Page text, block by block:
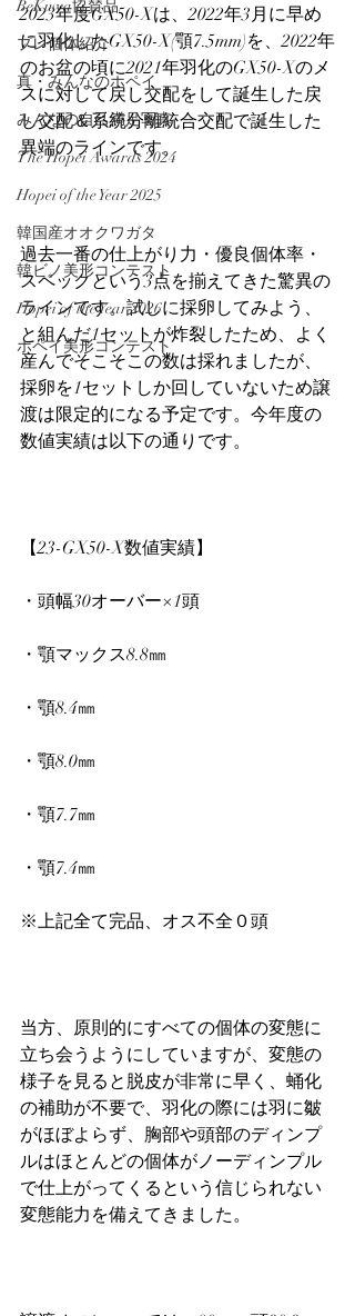
BeKuwa協賛品
プレ個体紹介
真・みんなのホペイ
みんなの自己満足写真
The Hopei Awards 2024
Hopei of the Year 2025
韓国産オオクワガタ
韓ビノ美形コンテスト
Hopei of the Year 2026
ホペイ美形コンテスト
2023年度GX50-Xは、2022年3月に早め
に羽化したGX50-X(顎7.5mm)を、2022年
のお盆の頃に2021年羽化のGX50-Xのメ
スに対して戻し交配をして誕生した戻
し交配＆系統分離統合交配で誕生した
異端のラインです。
過去一番の仕上がり力・優良個体率・
スペックという3点を揃えてきた驚異の
ラインです。試しに採卵してみよう、
と組んだ1セットが炸裂したため、よく
産んでそこそこの数は採れましたが、
採卵を1セットしか回していないため譲
渡は限定的になる予定です。今年度の
数値実績は以下の通りです。
【23-GX50-X数値実績】
・頭幅30オーバー×1頭
・顎マックス8.8㎜
・顎8.4㎜
・顎8.0㎜
・顎7.7㎜
・顎7.4㎜
※上記全て完品、オス不全０頭
当方、原則的にすべての個体の変態に
立ち会うようにしていますが、変態の
様子を見ると脱皮が非常に早く、蛹化
の補助が不要で、羽化の際には羽に皺
がほぼよらず、胸部や頭部のディンプ
ルはほとんどの個体がノーディンプル
で仕上がってくるという信じられない
変態能力を備えてきました。